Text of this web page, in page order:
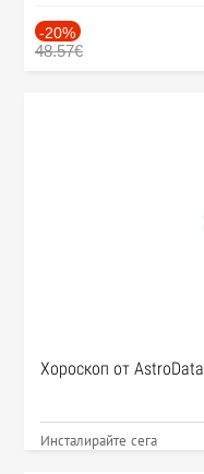
-20%
48.57€
Хороскоп от AstroData
Инсталирайте сега